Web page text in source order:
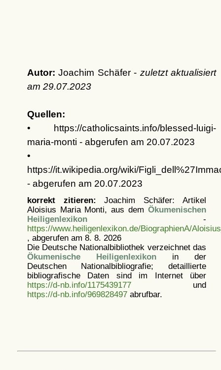
Autor: Joachim Schäfer - zuletzt aktualisiert
am 29.07.2023
Quellen:
• https://catholicsaints.info/blessed-luigi-
maria-monti - abgerufen am 20.07.2023
•
https://it.wikipedia.org/wiki/
- abgerufen am 20.07.2023
korrekt zitieren: Joachim Schäfer: Artikel
Aloisius Maria Monti, aus dem Ökumenischen
Heiligenlexikon-
https://www.heiligenlexikon.de/BiographienA/
, abgerufen am 8. 8. 2026
Die Deutsche Nationalbibliothek verzeichnet das
Ökumenische Heiligenlexikonin der
Deutschen Nationalbibliografie; detaillierte
bibliografische Daten sind im Internet über
https://d-nb.info/1175439177und
https://d-nb.info/969828497abrufbar.